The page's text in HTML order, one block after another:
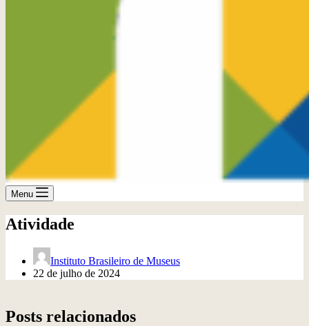
Menu
Atividade
Instituto Brasileiro de Museus
22 de julho de 2024
Posts relacionados